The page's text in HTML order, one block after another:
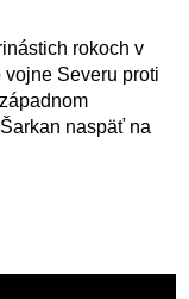
rokoch v
Severu proti
naspäť na